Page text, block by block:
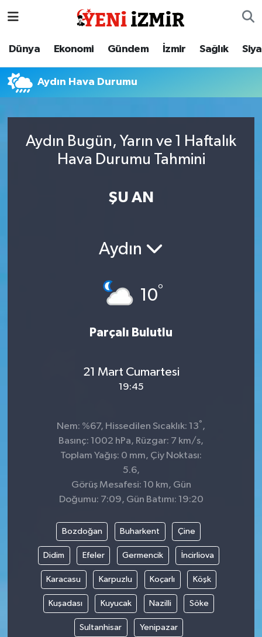
Dünya Ekonomi Gündem İzmir Sağlık
Aydın Hava Durumu
Aydın Bugün, Yarın ve 1 Haftalık
Hava Durumu Tahmini
ŞU AN
Aydın
10°
Parçalı Bulutlu
21 Mart Cumartesi
19:45
Nem: %67, Hissedilen Sıcaklık: 13° ,
Basınç: 1002 hPa, Rüzgar: 7 km/s,
Toplam Yağış: 0 mm, Çiy Noktası:
5.6,
Görüş Mesafesi: 10 km, Gün
Doğumu: 7:09, Gün Batımı: 19:20
Bozdoğan Buharkent Çine
Didim Efeler Germencik İncirliova
Karacasu Karpuzlu Koçarlı Köşk
Kuşadası Kuyucak Nazilli Söke
Sultanhisar Yenipazar
Dünya
İzmir
Sağlık
İzmir Nöbetçi Eczaneler
İzmir Trafik Yoğunluk Haritası
Süper Lig Puan Durumu ve Fikstür